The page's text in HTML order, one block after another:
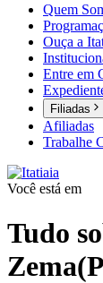
Quem
Ouça a
Entre em
Filiadas
Afiliadas
Trabalhe
Você está em
Tudo
Zema